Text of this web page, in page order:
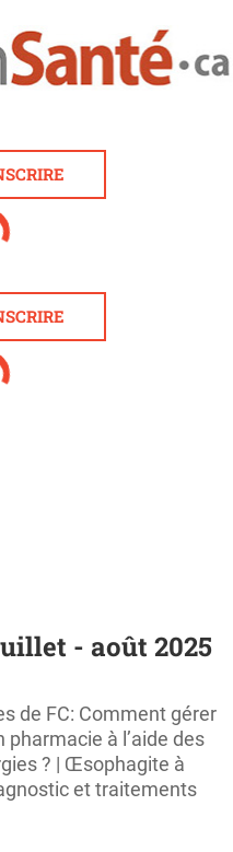
- août 2025
de FC: Comment gérer
pharmacie à l’aide des
? | Œsophagite à
et traitements